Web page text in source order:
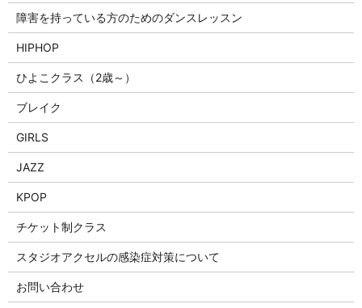
障害を持っている方のためのダンスレッスン
HIPHOP
ひよこクラス（2歳～）
ブレイク
GIRLS
JAZZ
KPOP
チケット制クラス
スタジオアクセルの感染症対策について
お問い合わせ